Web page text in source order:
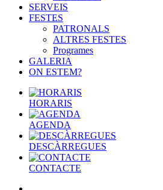
SERVEIS
FESTES
PATRONALS
ALTRES FESTES
Programes
GALERIA
ON ESTEM?
HORARIS
AGENDA
DESCÀRREGUES
CONTACTE